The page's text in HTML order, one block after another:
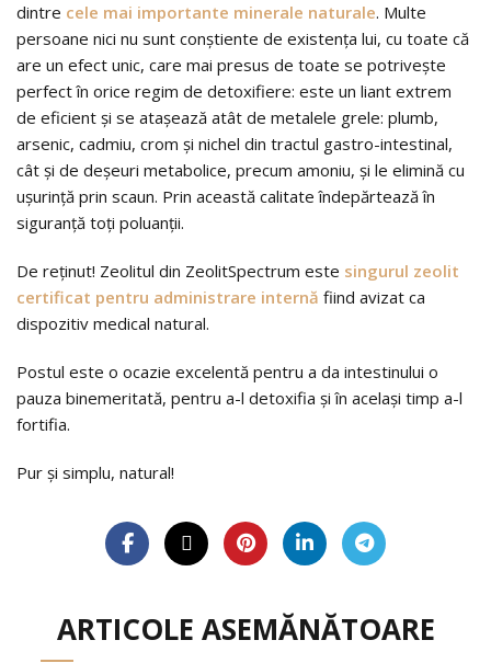
dintre cele mai importante minerale naturale. Multe
persoane nici nu sunt conştiente de existenţa lui, cu toate că
are un efect unic, care mai presus de toate se potriveşte
perfect în orice regim de detoxifiere: este un liant extrem
de eficient şi se ataşează atât de metalele grele: plumb,
arsenic, cadmiu, crom şi nichel din tractul gastro-intestinal,
cât şi de deşeuri metabolice, precum amoniu, şi le elimină cu
uşurinţă prin scaun. Prin această calitate îndepărtează în
siguranţă toţi poluanţii.
De reţinut! Zeolitul din ZeolitSpectrum este singurul zeolit
certificat pentru administrare internă fiind avizat ca
dispozitiv medical natural.
Postul este o ocazie excelentă pentru a da intestinului o
pauza binemeritată, pentru a-l detoxifia şi în acelaşi timp a-l
fortifia.
Pur şi simplu, natural!
ARTICOLE ASEMĂNĂTOARE